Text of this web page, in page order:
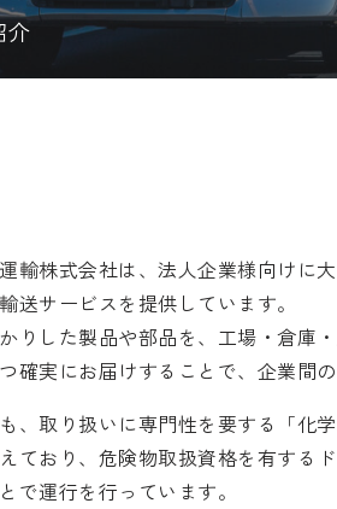
介
輸株式会社は、法人企業様向けに
送サービスを提供しています。
りした製品や部品を、工場・倉庫
確実にお届けすることで、企業間
、取り扱いに専門性を要する「化
ており、危険物取扱資格を有する
で運行を行っています。